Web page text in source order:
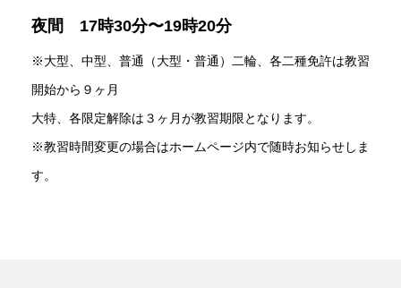
夜間 17時30分〜19時20分
※大型、中型、普通（大型・普通）二輪、各二種免許は教習
開始から９ヶ月
大特、各限定解除は３ヶ月が教習期限となります。
※教習時間変更の場合はホームページ内で随時お知らせしま
す。